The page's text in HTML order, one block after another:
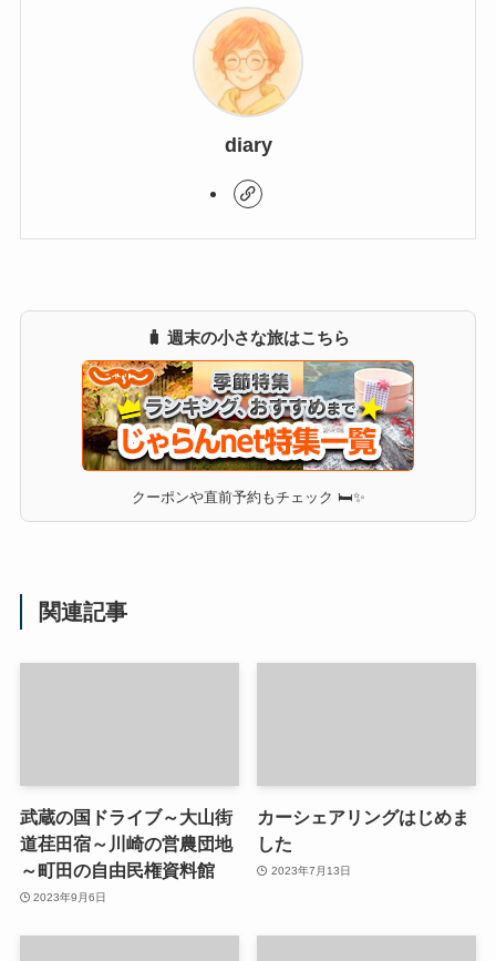
diary
🧳 週末の小さな旅はこちら
クーポンや直前予約もチェック 🛏✨
関連記事
武蔵の国ドライブ～大山街
道荏田宿～川崎の営農団地
～町田の自由民権資料館
2023年9月6日
カーシェアリングはじめま
した
2023年7月13日